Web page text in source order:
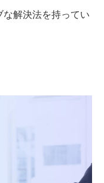
解決法を持ってい